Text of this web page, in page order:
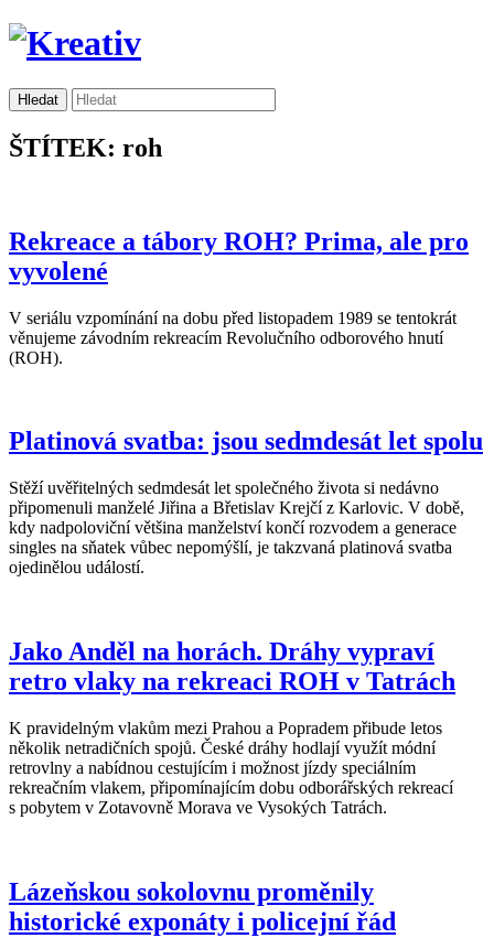
ŠTÍTEK: roh
Rekreace a tábory ROH? Prima, ale pro
vyvolené
V seriálu vzpomínání na dobu před listopadem 1989 se tentokrát
věnujeme závodním rekreacím Revolučního odborového hnutí
(ROH).
Platinová svatba: jsou sedmdesát let spolu
Stěží uvěřitelných sedmdesát let společného života si nedávno
připomenuli manželé Jiřina a Břetislav Krejčí z Karlovic. V době,
kdy nadpoloviční většina manželství končí rozvodem a generace
singles na sňatek vůbec nepomýšlí, je takzvaná platinová svatba
ojedinělou událostí.
Jako Anděl na horách. Dráhy vypraví
retro vlaky na rekreaci ROH v Tatrách
K pravidelným vlakům mezi Prahou a Popradem přibude letos
několik netradičních spojů. České dráhy hodlají využít módní
retrovlny a nabídnou cestujícím i možnost jízdy speciálním
rekreačním vlakem, připomínajícím dobu odborářských rekreací
s pobytem v Zotavovně Morava ve Vysokých Tatrách.
Lázeňskou sokolovnu proměnily
historické exponáty i policejní řád